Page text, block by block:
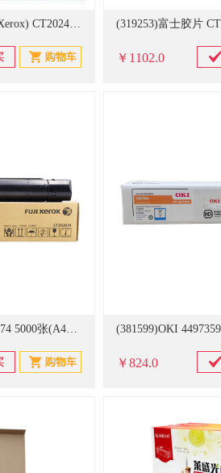
(20799793)富士施乐(Fuji Xerox) CT202498 原装碳粉盒 红色(单位：支)
￥1102.0
(363495)富士胶片 CT202874 5000张(A4纸张5%覆盖率)黑色 墨粉筒(单位：盒)
￥824.0